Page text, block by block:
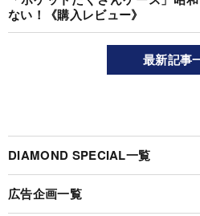
ない！《購入レビュー》
最新記事
DIAMOND SPECIAL一覧
広告企画一覧